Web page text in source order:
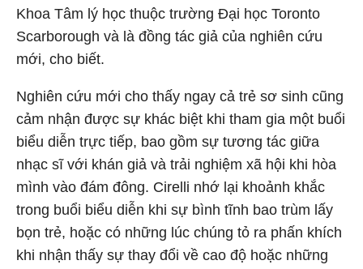
Khoa Tâm lý học thuộc trường Đại học Toronto
Scarborough và là đồng tác giả của nghiên cứu
mới, cho biết.
Nghiên cứu mới cho thấy ngay cả trẻ sơ sinh cũng
cảm nhận được sự khác biệt khi tham gia một buổi
biểu diễn trực tiếp, bao gồm sự tương tác giữa
nhạc sĩ với khán giả và trải nghiệm xã hội khi hòa
mình vào đám đông. Cirelli nhớ lại khoảnh khắc
trong buổi biểu diễn khi sự bình tĩnh bao trùm lấy
bọn trẻ, hoặc có những lúc chúng tỏ ra phấn khích
khi nhận thấy sự thay đổi về cao độ hoặc những